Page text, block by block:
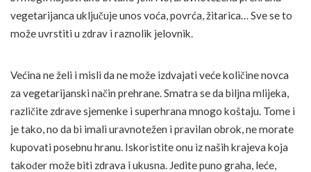
vegetarijanca uključuje unos voća, povrća, žitarica… Sve se to
može uvrstiti u zdrav i raznolik jelovnik.
Većina ne želi i misli da ne može izdvajati veće količine novca
za vegetarijanski način prehrane. Smatra se da biljna mlijeka,
različite zdrave sjemenke i superhrana mnogo koštaju. Tome i
je tako, no da bi imali uravnotežen i pravilan obrok, ne morate
kupovati posebnu hranu. Iskoristite onu iz naših krajeva koja
također može biti zdrava i ukusna. Jedite puno graha, leće,